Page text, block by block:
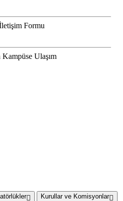
Formu
Ulaşım
Kurullar ve Komisyonlar